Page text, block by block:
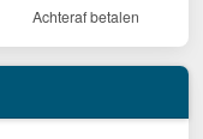
Achteraf betalen